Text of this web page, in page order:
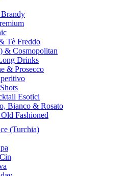
Tè Freddo
& Cosmopolitan
Drinks
& Prosecco
Esotici
Bianco & Rosato
Fashioned
(Turchia)